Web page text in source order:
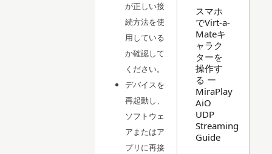
が正しい接
続方法を使
用している
か確認して
ください。
デバイスを
再起動し、
ソフトウェ
アまたはア
プリに再接
スマホ
でVirt-a-
Mateキ
ャラク
ターを
操作す
る ー
MiraPlay
AiO
UDP
Streaming
Guide